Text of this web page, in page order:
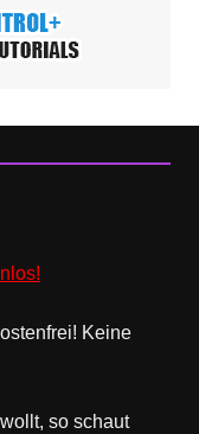
Keine
so schaut